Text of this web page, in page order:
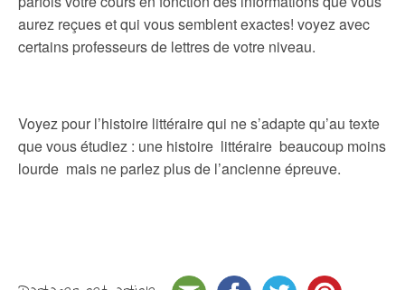
aurez reçues et qui vous semblent exactes! voyez avec
certains professeurs de lettres de votre niveau.
Voyez pour l’histoire littéraire qui ne s’adapte qu’au texte
que vous étudiez : une histoire littéraire beaucoup moins
lourde mais ne parlez plus de l’ancienne épreuve.